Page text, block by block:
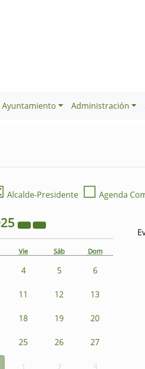
Ayuntamiento Administración
Alcalde-Presidente ☐ Agenda
Vie Sáb Dom
4 5 6
11 12 13
18 19 20
25 26 27